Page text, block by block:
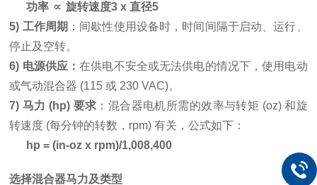
功率 ∝ 旋转速度3 x 直径5
5) 工作周期 ：间歇性使用设备时，时间间隔于启动、运行、
停止及空转。
6) 电源供应：在供电不安全或无法供电的情况下，使用电动
或气动混合器 (115 或 230 VAC)。
7) 马力 (hp) 要求 ：混合器电机所需的效率与转矩 (oz) 和旋
转速度 (每分钟的转数，rpm) 有关，公式如下：
hp = (in-oz x rpm)/1,008,400
选择混合器马力及类型